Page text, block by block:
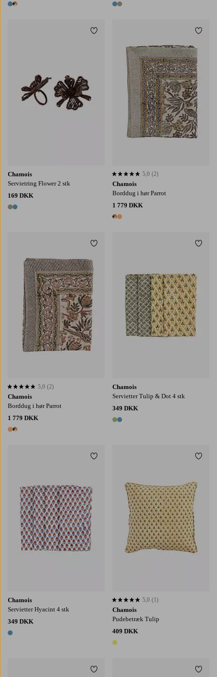
2 farver 2 farver
Chamois
Servietring Flower 2 stk
169 DKK
2 farver
Tilføj til favoritter
Chamois
Borddug i hør Parrot
1 779 DKK
2 farver
5,0 baseret på 2 bedømmelser
5,0 (2)
150X230150X350170X270
Chamois
Borddug i hør Parrot
1 779 DKK
2 farver
5,0 baseret på 2 bedømmelser
5,0 (2)
Tilføj til favoritter
150X230150X350170X270
Chamois
Servietter Tulip & Dot 4 stk
349 DKK
2 farver
Chamois
Servietter Hyacint 4 stk
349 DKK
1 farve
Tilføj til favoritter
Chamois
Pudebetræk Tulip
409 DKK
1 farve
5,0 baseret på 1 bedømmelser
5,0 (1)
Tilføj til favoritter